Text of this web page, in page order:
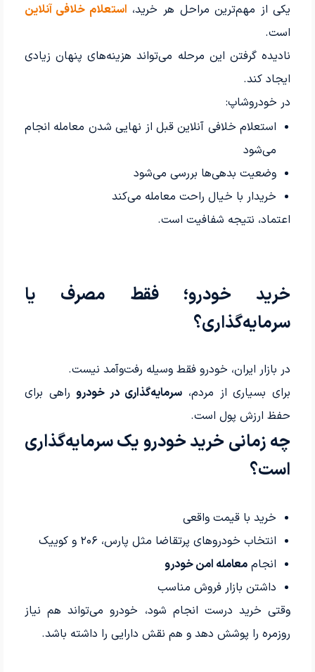
یکی از مهم‌ترین مراحل هر خرید، استعلام خلافی آنلاین
است.
نادیده گرفتن این مرحله می‌تواند هزینه‌های پنهان زیادی
ایجاد کند.
در خودروشاپ:
استعلام خلافی آنلاین قبل از نهایی شدن معامله انجام
می‌شود
وضعیت بدهی‌ها بررسی می‌شود
خریدار با خیال راحت معامله می‌کند
اعتماد، نتیجه شفافیت است.
خرید خودرو؛ فقط مصرف یا
سرمایه‌گذاری؟
در بازار ایران، خودرو فقط وسیله رفت‌وآمد نیست.
برای بسیاری از مردم، سرمایه‌گذاری در خودرو راهی برای
حفظ ارزش پول است.
چه زمانی خرید خودرو یک سرمایه‌گذاری
است؟
خرید با قیمت واقعی
انتخاب خودروهای پرتقاضا مثل پارس، ۲۰۶ و کوییک
انجام معامله امن خودرو
داشتن بازار فروش مناسب
وقتی خرید درست انجام شود، خودرو می‌تواند هم نیاز
روزمره را پوشش دهد و هم نقش دارایی را داشته باشد.